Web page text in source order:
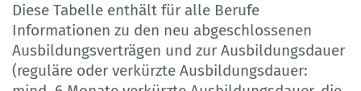
Diese Tabelle enthält für alle Berufe
Informationen zu den neu abgeschlossenen
Ausbildungsverträgen und zur Ausbildungsdauer
(reguläre oder verkürzte Ausbildungsdauer: